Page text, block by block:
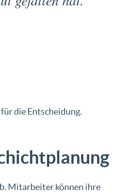
die Entscheidung.
Mitarbeiter können ihre